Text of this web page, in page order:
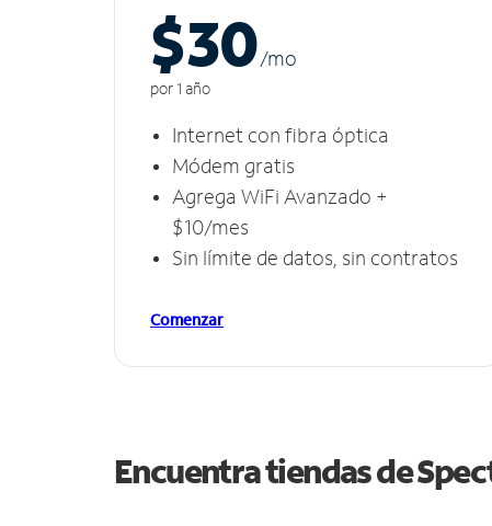
$30/mo
por 1 año
Internet con fibra óptica
Módem gratis
Agrega WiFi Avanzado +
$10/mes
Sin límite de datos, sin contratos
Comenzar
Encuentra tiendas de